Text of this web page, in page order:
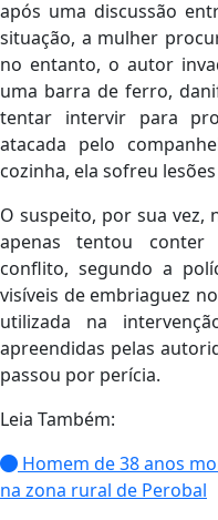
após uma discussão
situação, a mulher
no entanto, o autor
uma barra de ferro,
tentar intervir para
atacada pelo
cozinha, ela sofreu
O suspeito, por sua vez,
apenas tentou
conflito, segundo a
visíveis de embriaguez
utilizada na
apreendidas pelas
passou por perícia.
Leia Também:
Homem de 38 anos
na zona rural de Perobal